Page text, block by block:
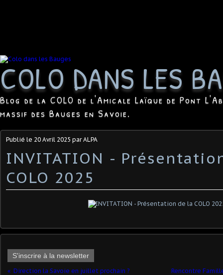
COLO DANS LES
Blog de la COLO de l'Amicale Laïque de Pont
massif des Bauges en Savoie.
Publié le 20 Avril 2025 par ALPA
INVITATION -
COLO 2025
S'inscrire à la newsletter
Direction la Savoie en juillet prochain ? Rencontre